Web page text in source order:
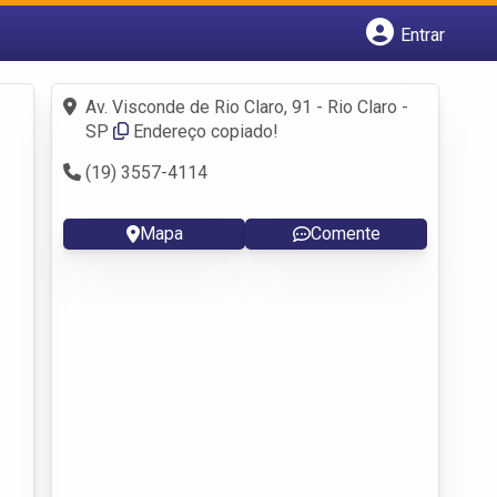
Entrar
Fazer login
Criar conta
Av. Visconde de Rio Claro, 91 - Rio Claro -
SP
Endereço copiado!
(19) 3557-4114
Mapa Comente